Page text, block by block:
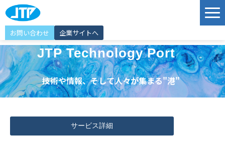
お問い合わせ 企業サイトへ
サービス
ソリューション
導入事例
エンジニア紹介
JTP Technology Port
技術や情報、そして人々が集まる"港"
サービス詳細